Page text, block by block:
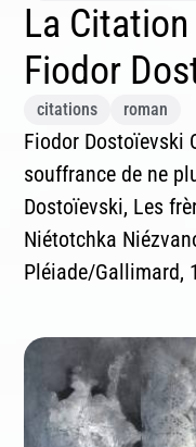
La
Fiodor
citations roman
Fiodor Dostoïevski
souffrance de ne
Dostoïevski, Les
Niétotchka
Pléiade/Gallimard,